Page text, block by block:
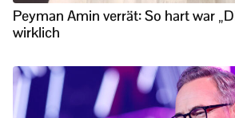
Peyman Amin verrät: So hart war
wirklich